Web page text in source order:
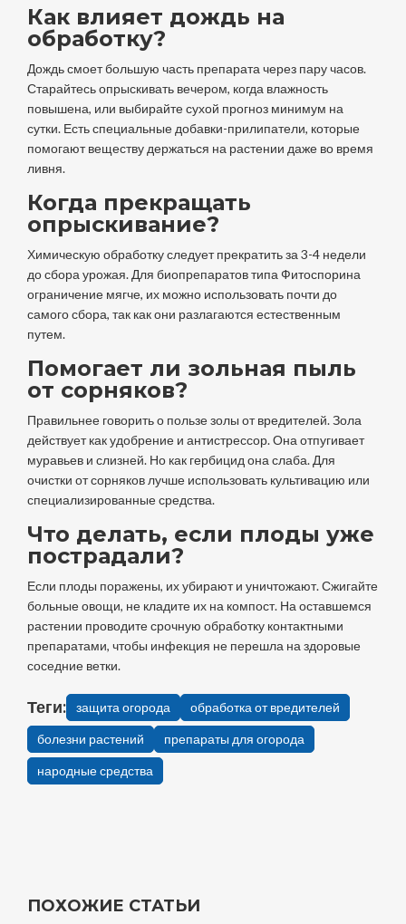
Как влияет дождь на
обработку?
Дождь смоет большую часть препарата через пару часов.
Старайтесь опрыскивать вечером, когда влажность
повышена, или выбирайте сухой прогноз минимум на
сутки. Есть специальные добавки-прилипатели, которые
помогают веществу держаться на растении даже во время
ливня.
Когда прекращать
опрыскивание?
Химическую обработку следует прекратить за 3-4 недели
до сбора урожая. Для биопрепаратов типа Фитоспорина
ограничение мягче, их можно использовать почти до
самого сбора, так как они разлагаются естественным
путем.
Помогает ли зольная пыль
от сорняков?
Правильнее говорить о пользе золы от вредителей. Зола
действует как удобрение и антистрессор. Она отпугивает
муравьев и слизней. Но как гербицид она слаба. Для
очистки от сорняков лучше использовать культивацию или
специализированные средства.
Что делать, если плоды уже
пострадали?
Если плоды поражены, их убирают и уничтожают. Сжигайте
больные овощи, не кладите их на компост. На оставшемся
растении проводите срочную обработку контактными
препаратами, чтобы инфекция не перешла на здоровые
соседние ветки.
Теги: защита огорода обработка от вредителей
болезни растений препараты для огорода
народные средства
ПОХОЖИЕ СТАТЬИ